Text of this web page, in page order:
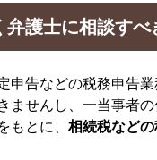
弁護士に相談すべ
申告などの税務申告
ませんし、一当事者
もとに、 相続税など